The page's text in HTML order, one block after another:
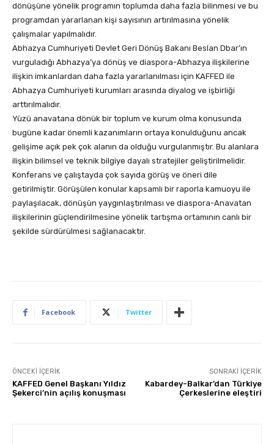
dönüşüne yönelik programın toplumda daha fazla bilinmesi ve bu
programdan yararlanan kişi sayısının artırılmasına yönelik
çalışmalar yapılmalıdır.
Abhazya Cumhuriyeti Devlet Geri Dönüş Bakanı Beslan Dbar’ın
vurguladığı Abhazya’ya dönüş ve diaspora-Abhazya ilişkilerine
ilişkin imkanlardan daha fazla yararlanılması için KAFFED ile
Abhazya Cumhuriyeti kurumları arasında diyalog ve işbirliği
arttırılmalıdır.
Yüzü anavatana dönük bir toplum ve kurum olma konusunda
bugüne kadar önemli kazanımların ortaya konulduğunu ancak
gelişime açık pek çok alanın da olduğu vurgulanmıştır. Bu alanlara
ilişkin bilimsel ve teknik bilgiye dayalı stratejiler geliştirilmelidir.
Konferans ve çalıştayda çok sayıda görüş ve öneri dile
getirilmiştir. Görüşülen konular kapsamlı bir raporla kamuoyu ile
paylaşılacak, dönüşün yaygınlaştırılması ve diaspora-Anavatan
ilişkilerinin güçlendirilmesine yönelik tartışma ortamının canlı bir
şekilde sürdürülmesi sağlanacaktır.
Facebook Twitter
ÖNCEKI İÇERIK
KAFFED Genel Başkanı Yıldız
Şekerci’nin açılış konuşması
SONRAKI İÇERIK
Kabardey-Balkar’dan Türkiye
Çerkeslerine eleştiri